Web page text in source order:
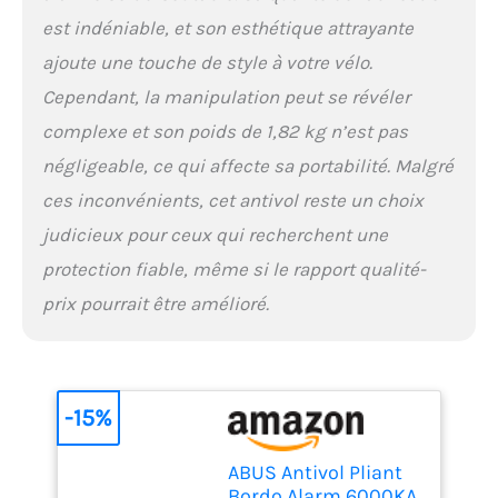
livraison et peut être
monté sans outils à l'aide
cadenas est retiré du
support par la face.
Barres de 5 mm
d'épaisseur en acier
enrobage pour protéger la
peinture ; niveau de
sécurité ABUS 10 sur 15 ;
longueur 120 cm ; poids
est indéniable, et son esthétique attrayante
ajoute une touche de style à votre vélo.
Cependant, la manipulation peut se révéler
complexe et son poids de 1,82 kg n’est pas
négligeable, ce qui affecte sa portabilité. Malgré
ces inconvénients, cet antivol reste un choix
judicieux pour ceux qui recherchent une
protection fiable, même si le rapport qualité-
prix pourrait être amélioré.
ABUS Antivol Pliant
-15%